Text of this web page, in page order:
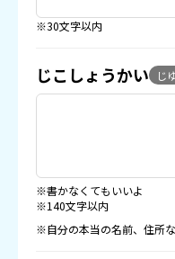
※30文字以内
じこしょうかい じ
※書かなくてもいいよ
※140文字以内
※自分の本当の名前、住所